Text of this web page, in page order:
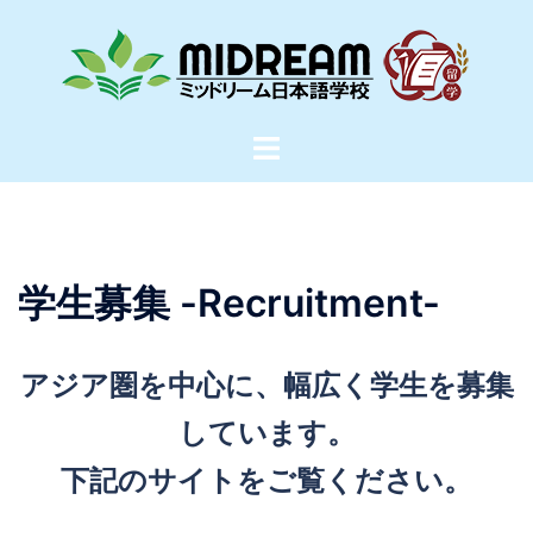
ト
ュ
ー
学生募集 -Recruitment-
アジア圏を中心に、幅広く学生を募集
しています。
下記のサイトをご覧ください。